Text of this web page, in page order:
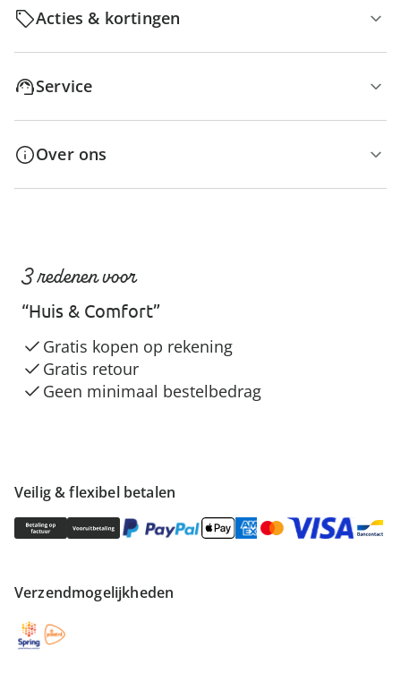
Acties & kortingen
Service
Over ons
Veilig & flexibel betalen
Verzendmogelijkheden
3 redenen voor
“Huis & Comfort”
Gratis kopen op rekening
Gratis retour
Geen minimaal bestelbedrag